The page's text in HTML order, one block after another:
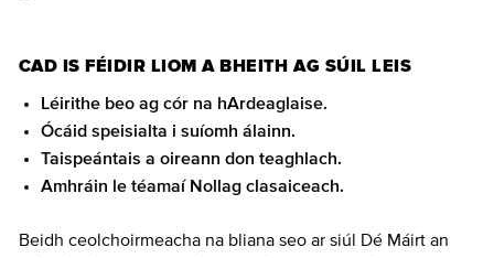
CAD IS FÉIDIR LIOM A BHEITH AG SÚIL LEIS
Léirithe beo ag cór na hArdeaglaise.
Ócáid speisialta i suíomh álainn.
Taispeántais a oireann don teaghlach.
Amhráin le téamaí Nollag clasaiceach.
Beidh ceolchoirmeacha na bliana seo ar siúl Dé Máirt an